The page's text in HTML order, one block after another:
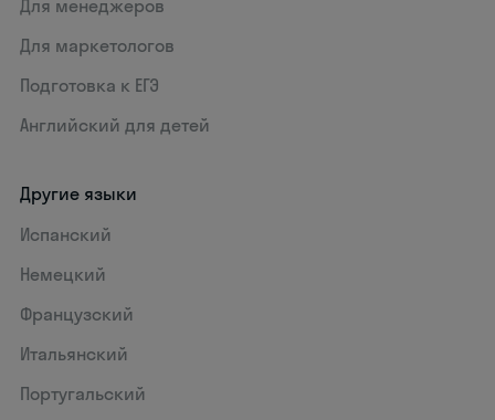
Для менеджеров
Для маркетологов
Подготовка к ЕГЭ
Английский для детей
Другие языки
Испанский
Немецкий
Французский
Итальянский
Португальский